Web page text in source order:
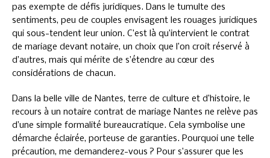
pas exempte de défis juridiques. Dans le tumulte des
sentiments, peu de couples envisagent les rouages juridiques
qui sous-tendent leur union. C’est là qu’intervient le contrat
de mariage devant notaire, un choix que l’on croit réservé à
d’autres, mais qui mérite de s’étendre au cœur des
considérations de chacun.
Dans la belle ville de Nantes, terre de culture et d’histoire, le
recours à un notaire contrat de mariage Nantes ne relève pas
d’une simple formalité bureaucratique. Cela symbolise une
démarche éclairée, porteuse de garanties. Pourquoi une telle
précaution, me demanderez-vous ? Pour s’assurer que les